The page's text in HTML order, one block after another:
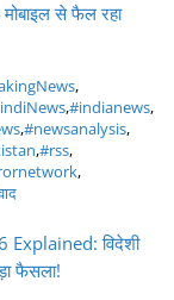
से फैल रहा
,
,#indianews,
,#newsanalysis,
,#rss,
,
Explained: विदेशी
फैसला!